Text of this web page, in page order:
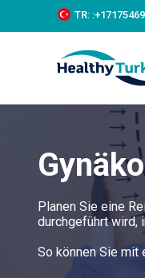
k
c
TR:
Planen Sie eine
durchgeführt wird,
So können Sie mit